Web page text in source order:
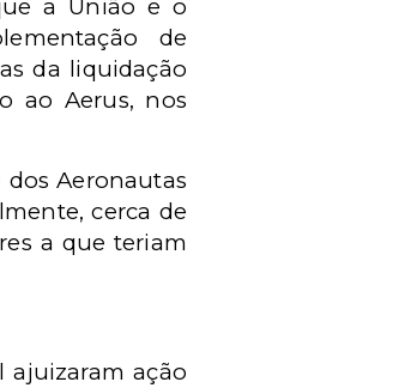
a União e o
de
da liquidação
ao Aerus, nos
Aeronautas
cerca de
a que teriam
ajuizaram ação